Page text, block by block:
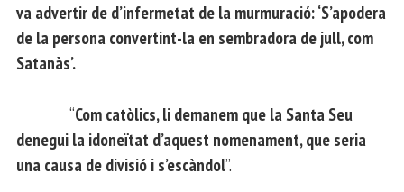
va advertir de d’infermetat de la murmuració: ‘S’apodera
de la persona convertint-la en sembradora de jull, com
Satanàs’.
“Com catòlics, li demanem que la Santa Seu
denegui la idoneïtat d’aquest nomenament, que seria
una causa de divisió i s’escàndol”.